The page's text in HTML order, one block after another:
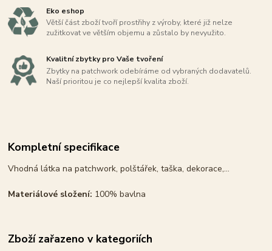
Eko eshop
Větší část zboží tvoří prostřihy z výroby, které již nelze
zužitkovat ve větším objemu a zůstalo by nevyužito.
Kvalitní zbytky pro Vaše tvoření
Zbytky na patchwork odebíráme od vybraných dodavatelů.
Naší prioritou je co nejlepší kvalita zboží.
Kompletní specifikace
Vhodná látka na patchwork, polštářek, taška, dekorace,...
Materiálové složení: 100% bavlna
Zboží zařazeno v kategoriích